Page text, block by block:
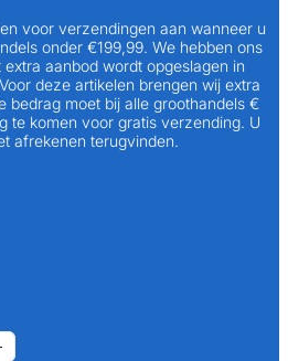
voor verzendingen aan wanneer u
onder €199,99. We hebben ons
aanbod wordt opgeslagen in
deze artikelen brengen wij extra
bedrag moet bij alle groothandels €
te komen voor gratis verzending. U
afrekenen terugvinden.